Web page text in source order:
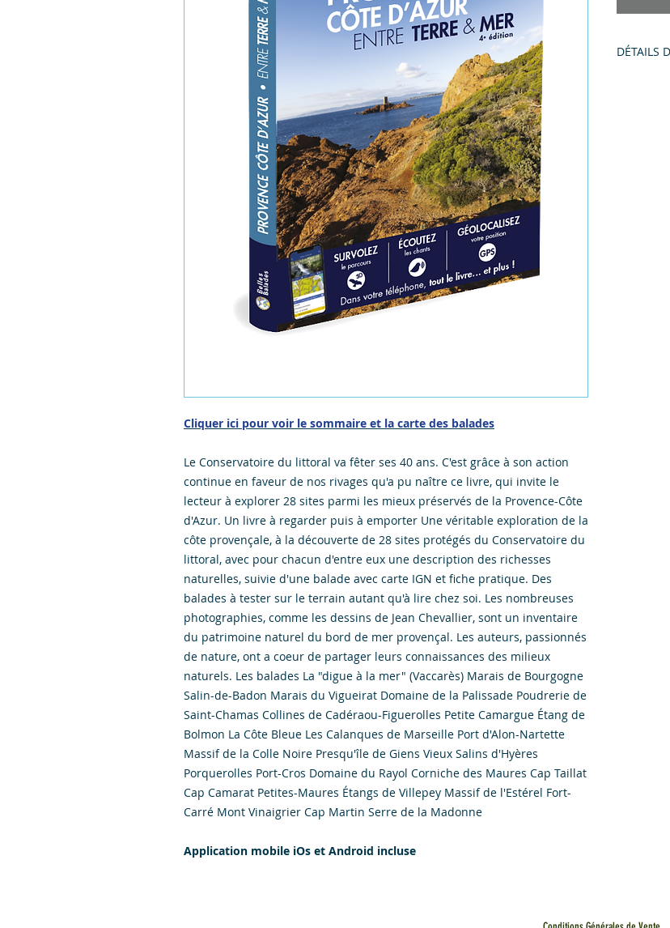
Cliquer ici pour voir le sommaire et la carte des balades
Le Conservatoire du littoral va fêter ses 40 ans. C'est grâce à son action
continue en faveur de nos rivages qu'a pu naître ce livre, qui invite le
lecteur à explorer 28 sites parmi les mieux préservés de la Provence-Côte
d'Azur. Un livre à regarder puis à emporter Une véritable exploration de la
côte provençale, à la découverte de 28 sites protégés du Conservatoire du
littoral, avec pour chacun d'entre eux une description des richesses
naturelles, suivie d'une balade avec carte IGN et fiche pratique. Des
balades à tester sur le terrain autant qu'à lire chez soi. Les nombreuses
photographies, comme les dessins de Jean Chevallier, sont un inventaire
du patrimoine naturel du bord de mer provençal. Les auteurs, passionnés
de nature, ont a coeur de partager leurs connaissances des milieux
naturels. Les balades La "digue à la mer" (Vaccarès) Marais de Bourgogne
Salin-de-Badon Marais du Vigueirat Domaine de la Palissade Poudrerie de
Saint-Chamas Collines de Cadéraou-Figuerolles Petite Camargue Étang de
Bolmon La Côte Bleue Les Calanques de Marseille Port d'Alon-Nartette
Massif de la Colle Noire Presqu'île de Giens Vieux Salins d'Hyères
Porquerolles Port-Cros Domaine du Rayol Corniche des Maures Cap Taillat
Cap Camarat Petites-Maures Étangs de Villepey Massif de l'Estérel Fort-
Carré Mont Vinaigrier Cap Martin Serre de la Madonne
Application mobile iOs et Android incluse
DÉTAILS